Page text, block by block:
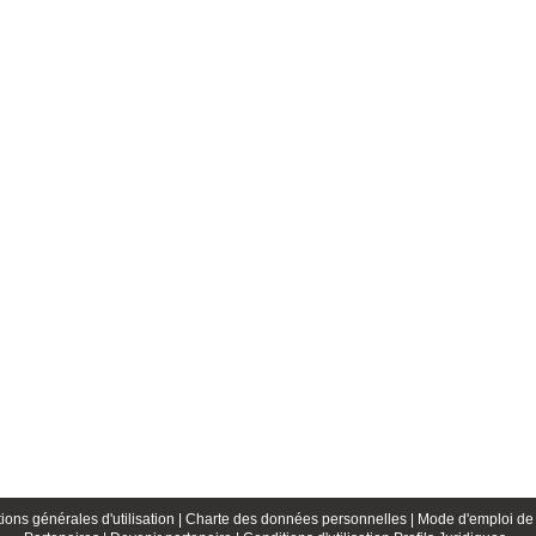
générales d'utilisation | Charte des données personnelles | Mode d'emploi de